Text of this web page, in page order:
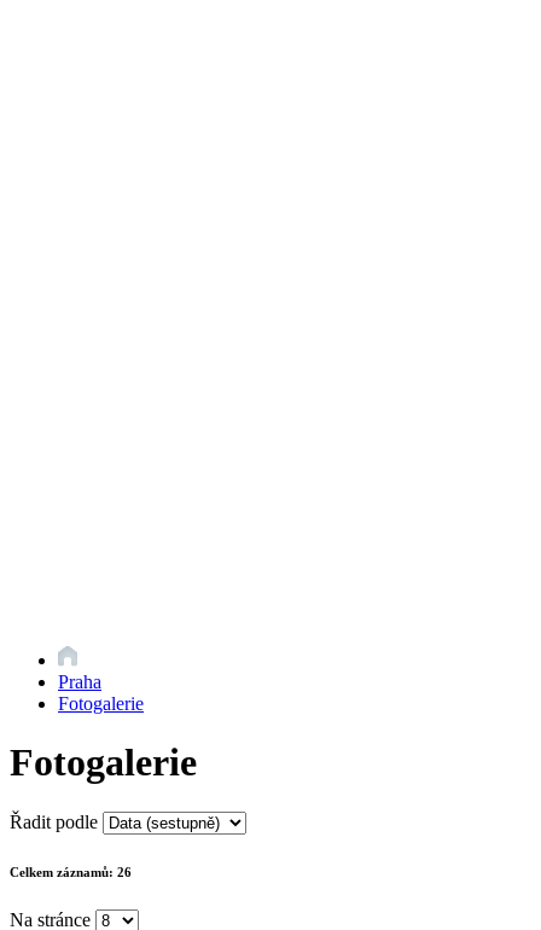
Praha
Fotogalerie
Fotogalerie
Řadit podle
Celkem záznamů: 26
Na stránce